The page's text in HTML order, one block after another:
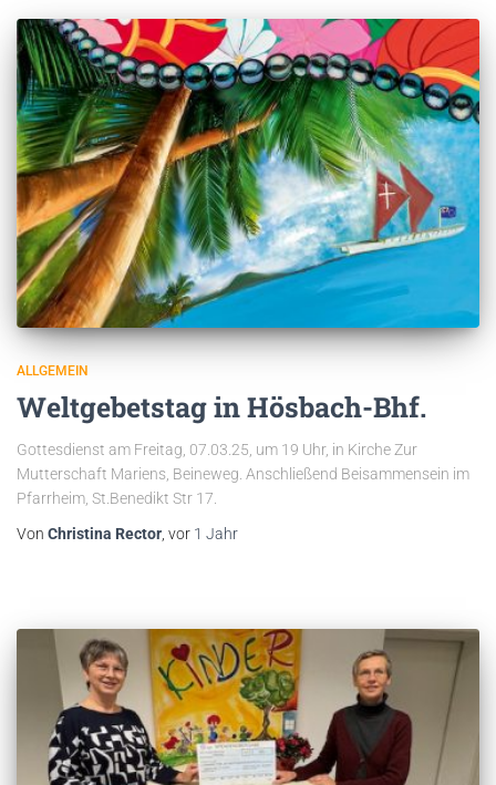
ALLGEMEIN
Weltgebetstag in Hösbach-Bhf.
Gottesdienst am Freitag, 07.03.25, um 19 Uhr, in Kirche Zur
Mutterschaft Mariens, Beineweg. Anschließend Beisammensein im
Pfarrheim, St.Benedikt Str 17.
Von Christina Rector , vor 1 Jahr